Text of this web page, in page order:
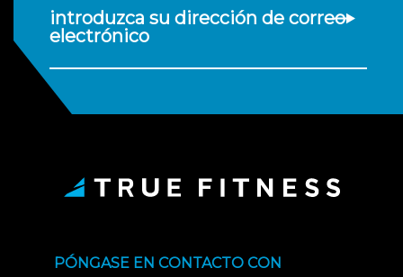
introduzca su dirección de correo
electrónico
PÓNGASE EN CONTACTO CON